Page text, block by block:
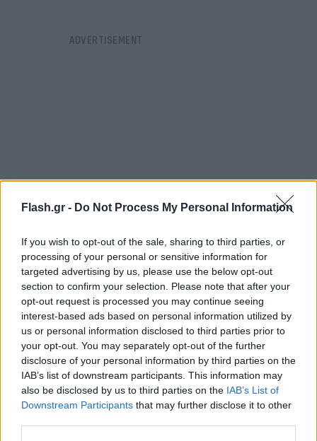
Flash.gr - Do Not Process My Personal Information
If you wish to opt-out of the sale, sharing to third parties, or
processing of your personal or sensitive information for
targeted advertising by us, please use the below opt-out
section to confirm your selection. Please note that after your
opt-out request is processed you may continue seeing
interest-based ads based on personal information utilized by
us or personal information disclosed to third parties prior to
your opt-out. You may separately opt-out of the further
disclosure of your personal information by third parties on the
IAB’s list of downstream participants. This information may
also be disclosed by us to third parties on the IAB’s List of
Downstream Participants that may further disclose it to other
Νεκταρίνια: από 2 ευρώ στη χονδρική, στο
ράφι 3,95 ευρώ (+97,5%)
Ακτινίδια: από 2,50 ευρώ, στα ράφια 4,89
ευρώ (+95,6%)
Βερίκοκα: από 3,50 ευρώ, λιανική στα 6,78
ευρώ (+93,7%)
Τα κεράσια, παρά το ότι αποτελούν